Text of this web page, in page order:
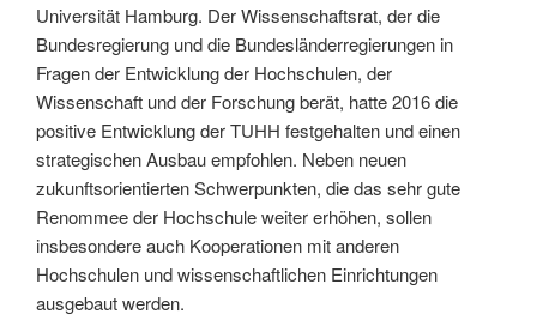
Universität Hamburg. Der Wissenschaftsrat, der die
Bundesregierung und die Bundesländerregierungen in
Fragen der Entwicklung der Hochschulen, der
Wissenschaft und der Forschung berät, hatte 2016 die
positive Entwicklung der TUHH festgehalten und einen
strategischen Ausbau empfohlen. Neben neuen
zukunftsorientierten Schwerpunkten, die das sehr gute
Renommee der Hochschule weiter erhöhen, sollen
insbesondere auch Kooperationen mit anderen
Hochschulen und wissenschaftlichen Einrichtungen
ausgebaut werden.